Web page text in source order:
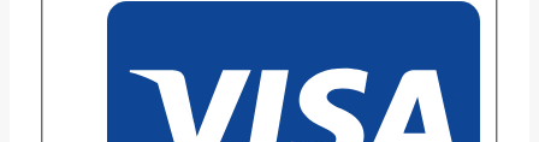
вересковая